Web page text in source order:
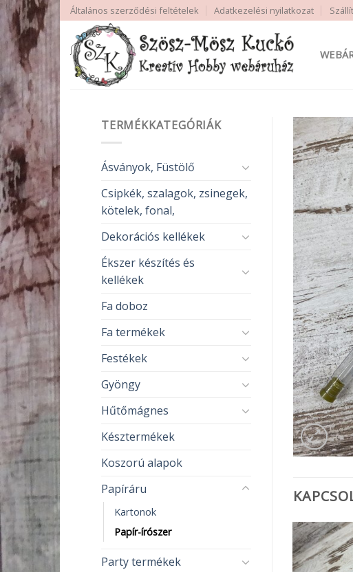
Skip
to
content
Általános szerződési feltételek Adatkezelési nyilatkozat
TERMÉKKATEGÓRIÁK
Ásványok, Füstölő
Csipkék, szalagok, zsinegek,
kötelek, fonal,
Dekorációs kellékek
Ékszer készítés és
kellékek
Fa doboz
Fa termékek
Festékek
Gyöngy
Hűtőmágnes
Késztermékek
Koszorú alapok
Papíráru
Kartonok
Papír-írószer
Party termékek